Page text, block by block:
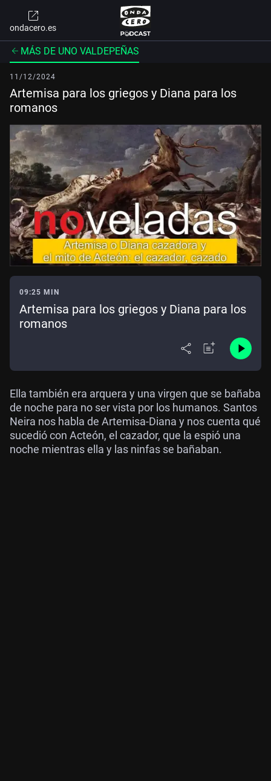
ondacero.es
MÁS DE UNO VALDEPEÑAS
11/12/2024
Artemisa para los griegos y Diana para los
romanos
09:25 MIN
Artemisa para los griegos y Diana para los
romanos
Ella también era arquera y una virgen que se bañaba
de noche para no ser vista por los humanos. Santos
Neira nos habla de Artemisa-Diana y nos cuenta qué
sucedió con Acteón, el cazador, que la espió una
noche mientras ella y las ninfas se bañaban.